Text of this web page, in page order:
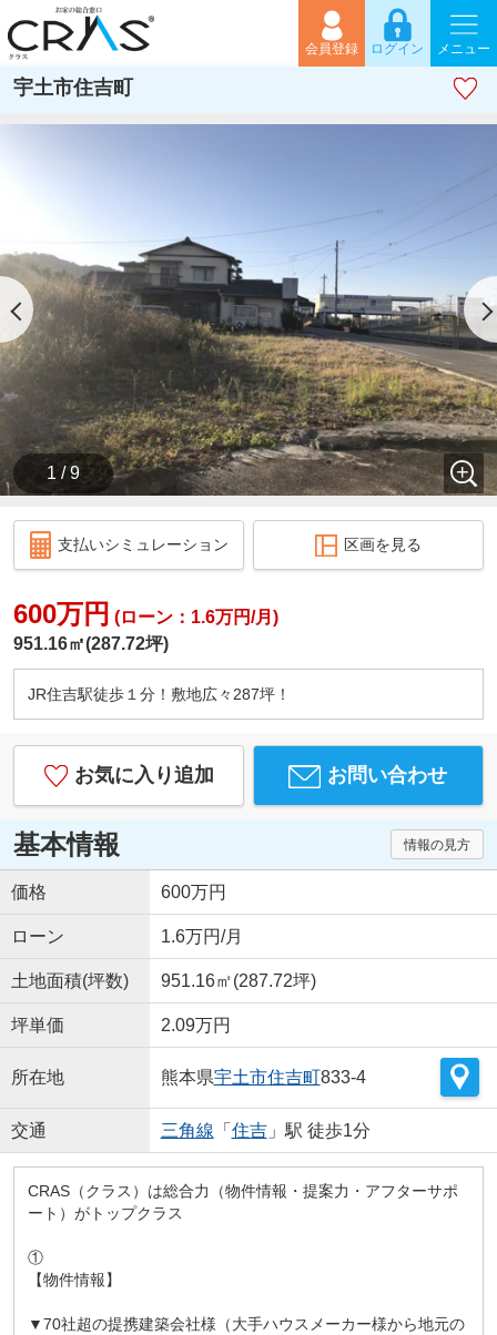
会員登録 ログイン メニュー
宇土市住吉町
1 / 9
支払いシミュレーション 区画を見る
600万円 (ローン：1.6万円/月)
951.16㎡(287.72坪)
JR住吉駅徒歩１分！敷地広々287坪！
お気に入り追加 お問い合わせ
基本情報 情報の見方
価格 600万円
ローン 1.6万円/月
土地面積(坪数) 951.16㎡(287.72坪)
坪単価 2.09万円
所在地 熊本県宇土市住吉町833-4
交通 三角線 「 住吉」駅 徒歩1分
CRAS（クラス）は総合力（物件情報・提案力・アフターサポ
ート）がトップクラス
①
【物件情報】
▼70社超の提携建築会社様（大手ハウスメーカー様から地元の